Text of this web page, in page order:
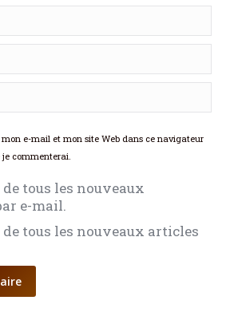
e-mail et mon site Web dans ce navigateur
commenterai.
tous les nouveaux
e-mail.
tous les nouveaux articles